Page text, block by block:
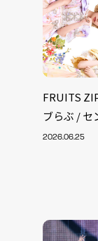
FRUITS
ブらぶ / セ
2026.06.25